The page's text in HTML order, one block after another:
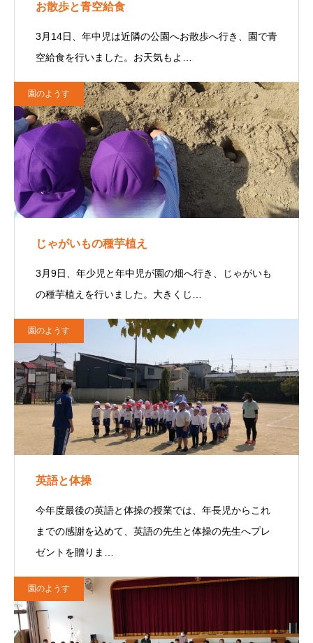
お散歩と青空給食
3月14日、年中児は近隣の公園へお散歩へ行き、園で青
空給食を行いました。お天気もよ…
園のようす
じゃがいもの種芋植え
3月9日、年少児と年中児が園の畑へ行き、じゃがいも
の種芋植えを行いました。大きくじ…
園のようす
英語と体操
今年度最後の英語と体操の授業では、年長児からこれ
までの感謝を込めて、英語の先生と体操の先生へプレ
ゼントを贈りま…
園のようす